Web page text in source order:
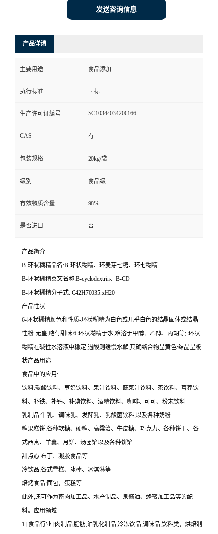
发送咨询信息
产品详请
主要用途 食品添加
执行标准 国标
生产许可证编号 SC10344034200166
CAS 有
包装规格 20kg/袋
级别 食品级
有效物质含量 98％
是否进口 否
产品简介
B-环状糊精品名:B-环状糊精、环麦芽七糖、环七糊精
B-环状糊精英文名称:B-cyclodextrin、B-CD
B-环状糊精分子式: C42H70035.xH20
产品性状
6-环状糊精颜色和性质-环状糊精为白色或几乎白色的结晶固体或结晶
性粉·无皇,略有甜味,6-环状糊精于水,难溶于甲醇、乙醇、丙胡等;-环状
糊精在碱性水溶液中稳定,遇酸则缓慢水解,其确络合物呈黄色:结晶呈板
状产品用途
食品中的应用:
饮料:碳酸饮料、豆奶饮料、果汁饮料、蔬菜汁饮料、茶饮料、营养饮
料、补铁、补钙、补碘饮料、酒精饮料、咖啡、可可、粉末饮料
乳制品:牛乳、调味乳、发酵乳、乳酸菌饮料,以及各种奶粉
糖果糕饼:各种软糖、硬糖、高粱治、牛皮糖、巧克力、各种饼干、各
式西点、羊羹、月饼、汤团馅以及各种饼馅.
甜点心.布丁、凝胶食品等
冷饮品:各式雪糕、冰棒、冰淇淋等
焙烤食品:面包，蛋糕等
此外,还可作为畜肉加工品、水产制品、果酱油、蜂蜜加工品等的配
料。应用领域
1.[食品行业]:肉制品,脂肪,油乳化制品,冷冻饮品,调味品,饮料类，烘焙制